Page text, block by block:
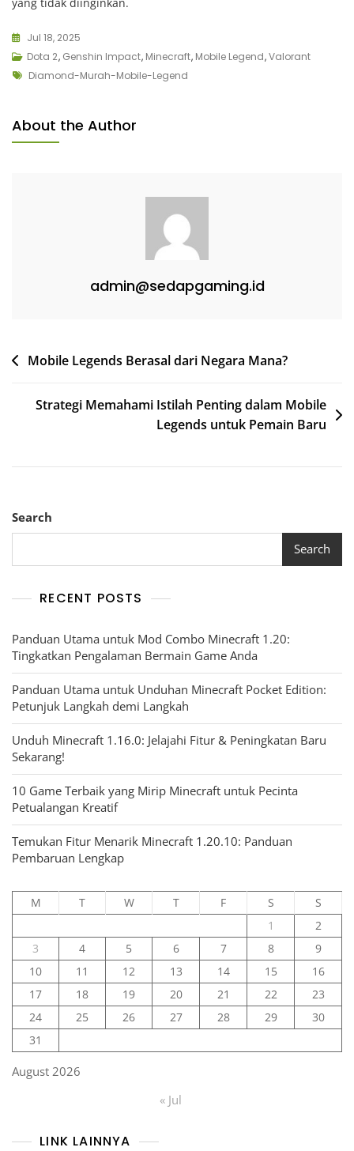
Jul 18, 2025
Dota 2, Genshin Impact, Minecraft, Mobile Legend,Valorant
Tags
Diamond-Murah-Mobile-Legend
About the Author
admin@sedapgaming.id
Post
Mobile Legends Berasal dari Negara Mana?
Strategi Memahami Istilah Penting dalam Mobile
Legends untuk Pemain Baru
Search
Search
RECENT POSTS
Panduan Utama untuk Mod Combo Minecraft 1.20:
Tingkatkan Pengalaman Bermain Game Anda
Panduan Utama untuk Unduhan Minecraft Pocket Edition:
Petunjuk Langkah demi Langkah
Unduh Minecraft 1.16.0: Jelajahi Fitur & Peningkatan Baru
Sekarang!
10 Game Terbaik yang Mirip Minecraft untuk Pecinta
Petualangan Kreatif
Temukan Fitur Menarik Minecraft 1.20.10: Panduan
Pembaruan Lengkap
August 2026
M T W T F S
S
1
2
3
4 5 6 7 8
9
10
11 12 13 14 15
16
17
18 19 20 21 22
23
24
25 26 27 28 29
30
31
« Jul
LINK LAINNYA